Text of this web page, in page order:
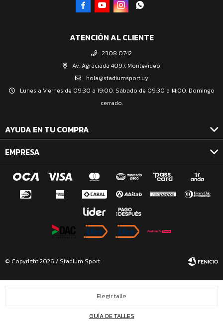
Elegir talle
GUÍA DE TALLES
ATENCIÓN AL CLIENTE
2308 0742
Av. Agraciada 4097, Montevideo
hola@stadiumsport.uy
Lunes a Viernes de 09:30 a 19:00. Sábado de 09:30 a 14:00. Domingo
cerrado.
AYUDA EN TU COMPRA
EMPRESA
   
© Copyright 2026 / Stadium Sport